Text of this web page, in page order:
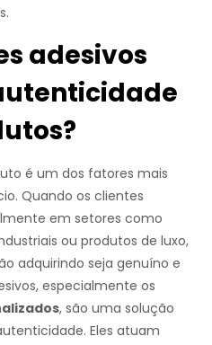
adesivos
é um dos fatores mais
Quando os clientes
em setores como
ou produtos de luxo,
adquirindo seja genuíno e
especialmente os
, são uma solução
Eles atuam